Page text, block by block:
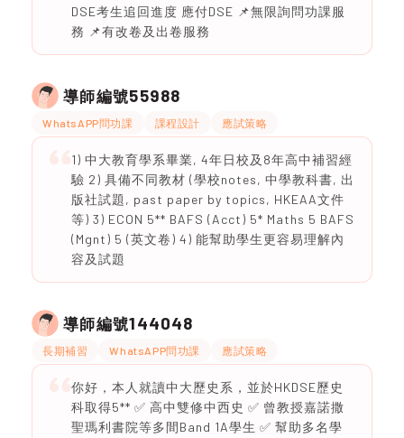
DSE考生追回進度 應付DSE 📌無限詢問功課服
務 📌有改卷及出卷服務
導師編號55988
WhatsAPP問功課 課程設計 應試策略
1) 中大教育學系畢業, 4年日校及8年高中補習經
驗 2) 具備不同教材 (學校notes, 中學教科書, 出
版社試題, past paper by topics, HKEAA文件
等) 3) ECON 5** BAFS (Acct) 5* Maths 5 BAFS
(Mgnt) 5 (英文卷) 4) 能幫助學生更容易理解內
容及試題
導師編號144048
長期補習 WhatsAPP問功課 應試策略
你好，本人就讀中大歷史系，並於HKDSE歷史
科取得5** ✅ 高中雙修中西史 ✅ 曾教授嘉諾撒
聖瑪利書院等多間Band 1A學生 ✅ 幫助多名學